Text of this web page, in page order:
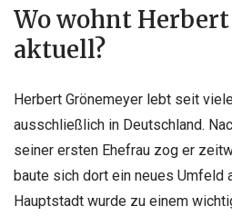
Wo wohnt
aktuell?
Herbert Grönemeyer lebt seit
ausschließlich in Deutschland.
seiner ersten Ehefrau zog er
baute sich dort ein neues Umfeld
Hauptstadt wurde zu einem